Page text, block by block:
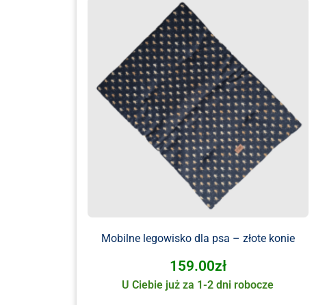
Mobilne legowisko dla psa – złote konie
159.00zł
U Ciebie już za 1-2 dni robocze